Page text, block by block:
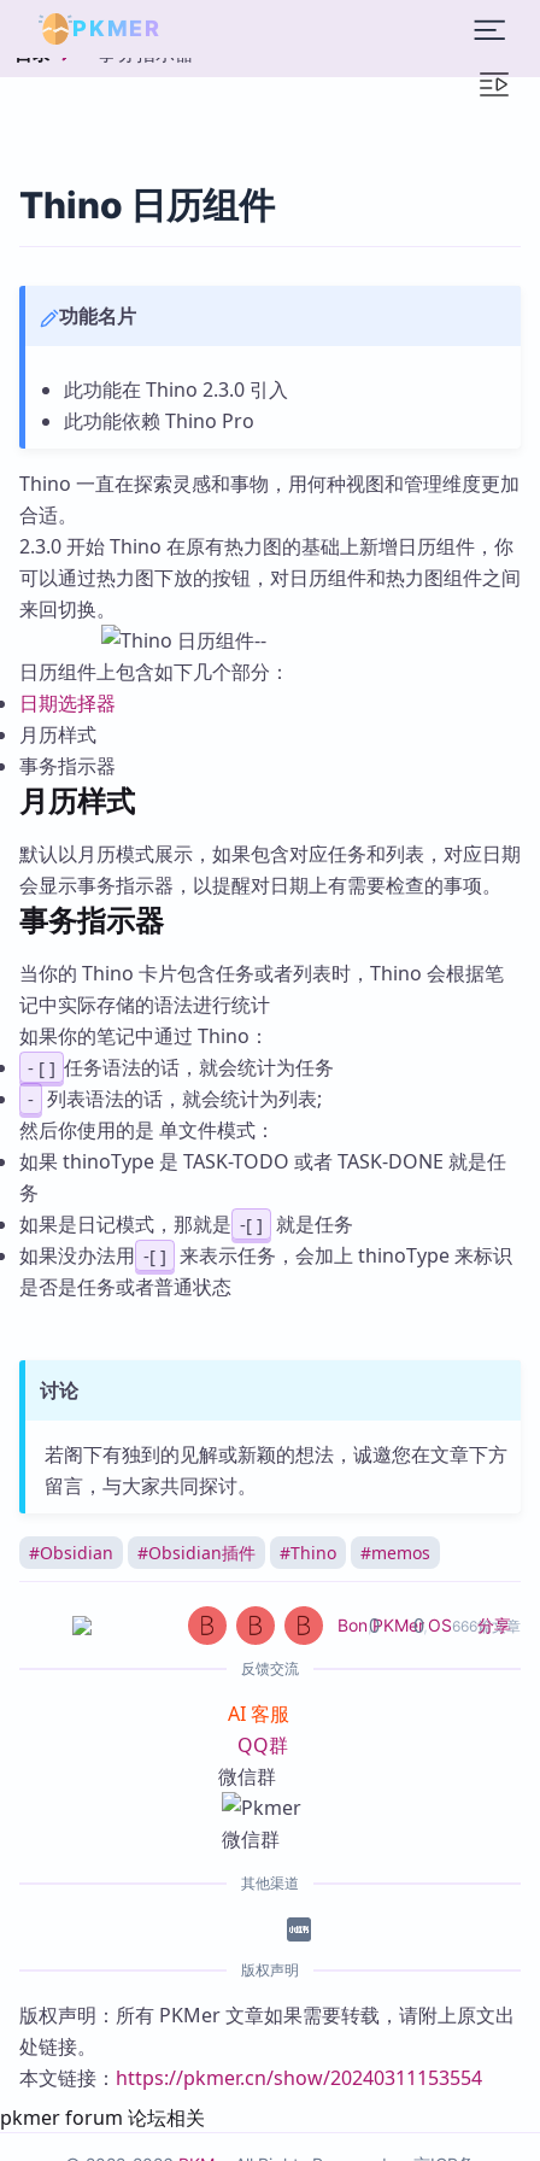
PKMER
目录 事务指示器
Thino 日历组件
功能名片
此功能在 Thino 2.3.0 引入
此功能依赖 Thino Pro
Thino 一直在探索灵感和事物，用何种视图和管理维度更加
合适。
2.3.0 开始 Thino 在原有热力图的基础上新增日历组件，你
可以通过热力图下放的按钮，对日历组件和热力图组件之间
来回切换。
日历组件上包含如下几个部分：
日期选择器
月历样式
事务指示器
月历样式
默认以月历模式展示，如果包含对应任务和列表，对应日期
会显示事务指示器，以提醒对日期上有需要检查的事项。
事务指示器
当你的 Thino 卡片包含任务或者列表时，Thino 会根据笔
记中实际存储的语法进行统计
如果你的笔记中通过 Thino：
- [ ] 任务语法的话，就会统计为任务
- 列表语法的话，就会统计为列表;
然后你使用的是 单文件模式：
如果 thinoType 是 TASK-TODO 或者 TASK-DONE 就是任
务
如果是日记模式，那就是 -[ ] 就是任务
如果没办法用 -[ ] 来表示任务，会加上 thinoType 来标识
是否是任务或者普通状态
讨论
若阁下有独到的见解或新颖的想法，诚邀您在文章下方
留言，与大家共同探讨。
#Obsidian #Obsidian插件 #Thino #memos
Bon,PKMer,OS666篇文章
0 0 分享
反馈交流
AI 客服
QQ群
微信群
其他渠道
版权声明
版权声明：所有 PKMer 文章如果需要转载，请附上原文出
处链接。
本文链接： https://pkmer.cn/show/20240311153554
pkmer forum 论坛相关